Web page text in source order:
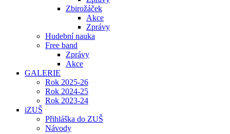
Zbirožáček
Akce
Zprávy
Hudební nauka
Free band
Zprávy
Akce
GALERIE
Rok 2025-26
Rok 2024-25
Rok 2023-24
iZUŠ
Přihláška do ZUŠ
Návody